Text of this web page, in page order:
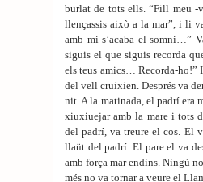
burlat de tots ells. “Fill meu -
llençassis això a la mar”, i li
amb mi s’acaba el somni…”
siguis el que siguis recorda
els teus amics… Recorda-ho!”
del vell cruixien. Després va
nit. A la matinada, el padrí era
xiuxiuejar amb la mare i tots
del padrí, va treure el cos. El
llaüt del padrí. El pare el va
amb força mar endins. Ningú
més no va tornar a veure el